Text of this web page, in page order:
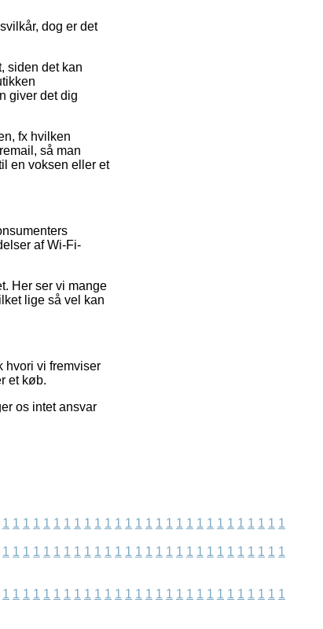
dog er det
siden det kan
giver det dig
fx hvilken
så man
en voksen eller et
af Wi-Fi-
Her ser vi mange
lige så vel kan
hvori vi fremviser
et køb.
os intet ansvar
1 1 1 1 1 1 1 1 1 1 1 1 1 1 1 1 1 1 1 1 1 1 1 1 1 1 1 1
1 1 1 1 1 1 1 1 1 1 1 1 1 1 1 1 1 1 1 1 1 1 1 1 1 1 1 1
1 1 1 1 1 1 1 1 1 1 1 1 1 1 1 1 1 1 1 1 1 1 1 1 1 1 1 1